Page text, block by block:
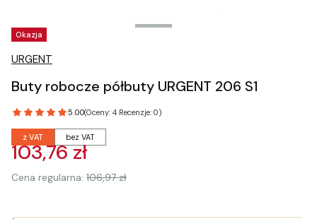
Tagi produktu
Okazja
URGENT
Buty robocze półbuty URGENT 206 S1
5.00(Oceny: 4 Recenzje: 0)
z VAT bez VAT
103,76 zł
Cena regularna: 106,97 zł